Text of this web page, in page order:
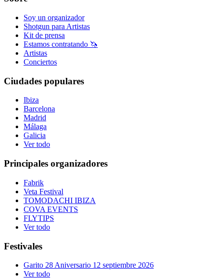
Soy un organizador
Shotgun para Artistas
Kit de prensa
Estamos contratando 🦄
Artistas
Conciertos
Ciudades populares
Ibiza
Barcelona
Madrid
Málaga
Galicia
Ver todo
Principales organizadores
Fabrik
Veta Festival
TOMODACHI IBIZA
COVA EVENTS
FLYTIPS
Ver todo
Festivales
Garito 28 Aniversario 12 septiembre 2026
Ver todo